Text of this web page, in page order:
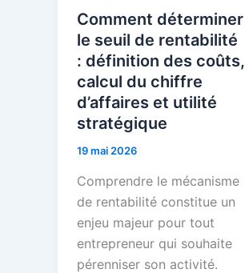
Comment déterminer
le seuil de rentabilité
: définition des coûts,
calcul du chiffre
d’affaires et utilité
stratégique
19 mai 2026
Comprendre le mécanisme
de rentabilité constitue un
enjeu majeur pour tout
entrepreneur qui souhaite
pérenniser son activité.